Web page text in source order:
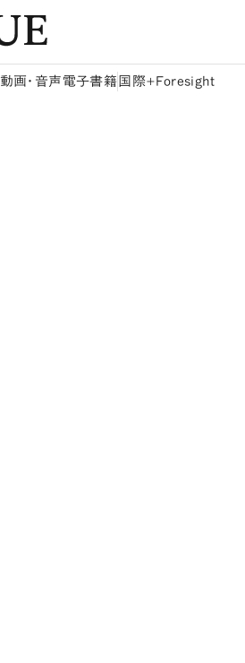
動画・音声 電子書籍 国際+Foresight